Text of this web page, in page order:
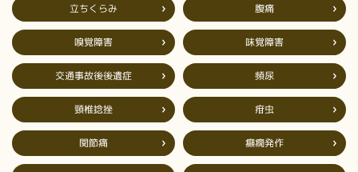
立ちくらみ 腹痛
嗅覚障害 味覚障害
交通事故後後遺症 頻尿
頸椎捻挫 疳虫
関節痛 癲癇発作